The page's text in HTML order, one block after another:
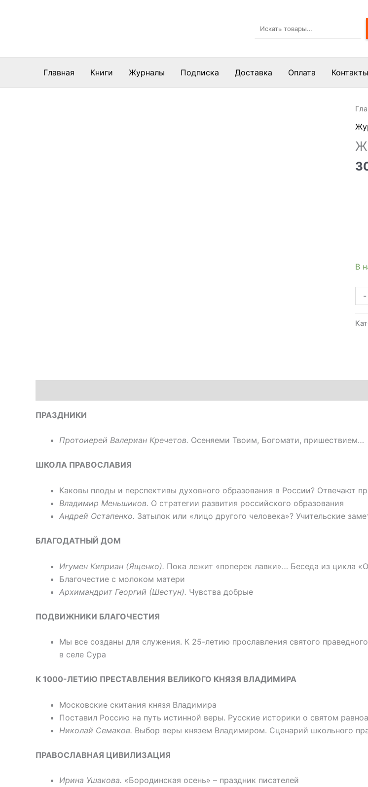
Главная Книги Журналы Подписка Доставка Оплата Контакты
В
-
№
ПРАЗДНИКИ
Протоиерей Валериан Кречетов. Осеняеми Твоим, Богомати, пришествием…
ШКОЛА ПРАВОСЛАВИЯ
Каковы плоды и перспективы духовного образования в России? Отвечают
Владимир Меньшиков. О стратегии развития российского образования
Андрей Остапенко. Затылок или «лицо другого человека»? Учительские
БЛАГОДАТНЫЙ ДОМ
Игумен Киприан (Ященко). Пока лежит «поперек лавки»… Беседа из цикла
Благочестие с молоком матери
Архимандрит Георгий (Шестун). Чувства добрые
ПОДВИЖНИКИ БЛАГОЧЕСТИЯ
Мы все созданы для служения. К 25-летию прославления святого
в селе Сура
К 1000-ЛЕТИЮ ПРЕСТАВЛЕНИЯ ВЕЛИКОГО КНЯЗЯ ВЛАДИМИРА
Московские скитания князя Владимира
Поставил Россию на путь истинной веры. Русские историки о святом
Николай Семаков. Выбор веры князем Владимиром. Сценарий школьного
ПРАВОСЛАВНАЯ ЦИВИЛИЗАЦИЯ
Ирина Ушакова. «Бородинская осень» – праздник писателей